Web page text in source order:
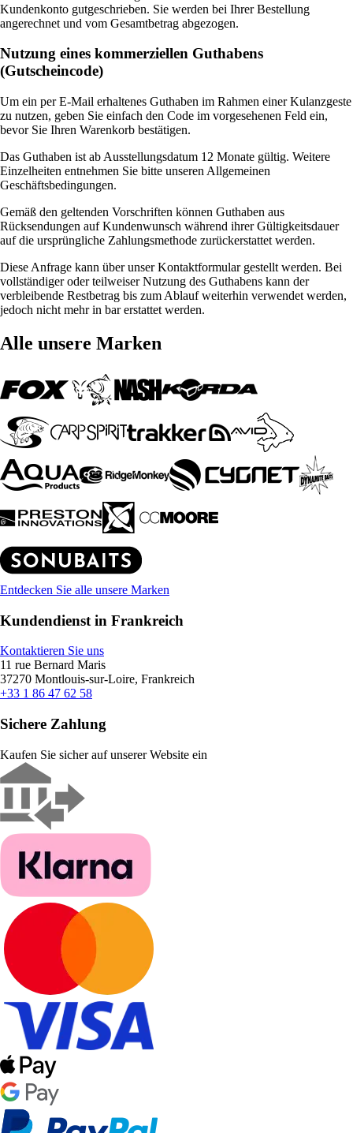
Kundenkonto gutgeschrieben. Sie werden bei Ihrer Bestellung
angerechnet und vom Gesamtbetrag abgezogen.
Nutzung eines kommerziellen Guthabens
(Gutscheincode)
Um ein per E-Mail erhaltenes Guthaben im Rahmen einer Kulanzgeste
zu nutzen, geben Sie einfach den Code im vorgesehenen Feld ein,
bevor Sie Ihren Warenkorb bestätigen.
Das Guthaben ist ab Ausstellungsdatum 12 Monate gültig. Weitere
Einzelheiten entnehmen Sie bitte unseren Allgemeinen
Geschäftsbedingungen.
Gemäß den geltenden Vorschriften können Guthaben aus
Rücksendungen auf Kundenwunsch während ihrer Gültigkeitsdauer
auf die ursprüngliche Zahlungsmethode zurückerstattet werden.
Diese Anfrage kann über unser Kontaktformular gestellt werden. Bei
vollständiger oder teilweiser Nutzung des Guthabens kann der
verbleibende Restbetrag bis zum Ablauf weiterhin verwendet werden,
jedoch nicht mehr in bar erstattet werden.
Alle unsere Marken
Entdecken Sie alle unsere Marken
Kundendienst in Frankreich
Kontaktieren Sie uns
11 rue Bernard Maris
37270 Montlouis-sur-Loire, Frankreich
+33 1 86 47 62 58
Sichere Zahlung
Kaufen Sie sicher auf unserer Website ein